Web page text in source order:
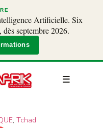
Artificielle. Six
septembre 2026.
, Tchad